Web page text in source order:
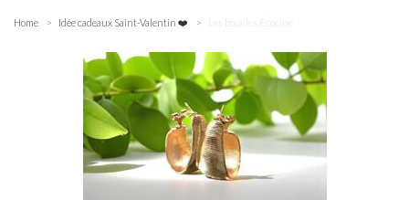
Home Idée cadeaux Saint-Valentin ❤️